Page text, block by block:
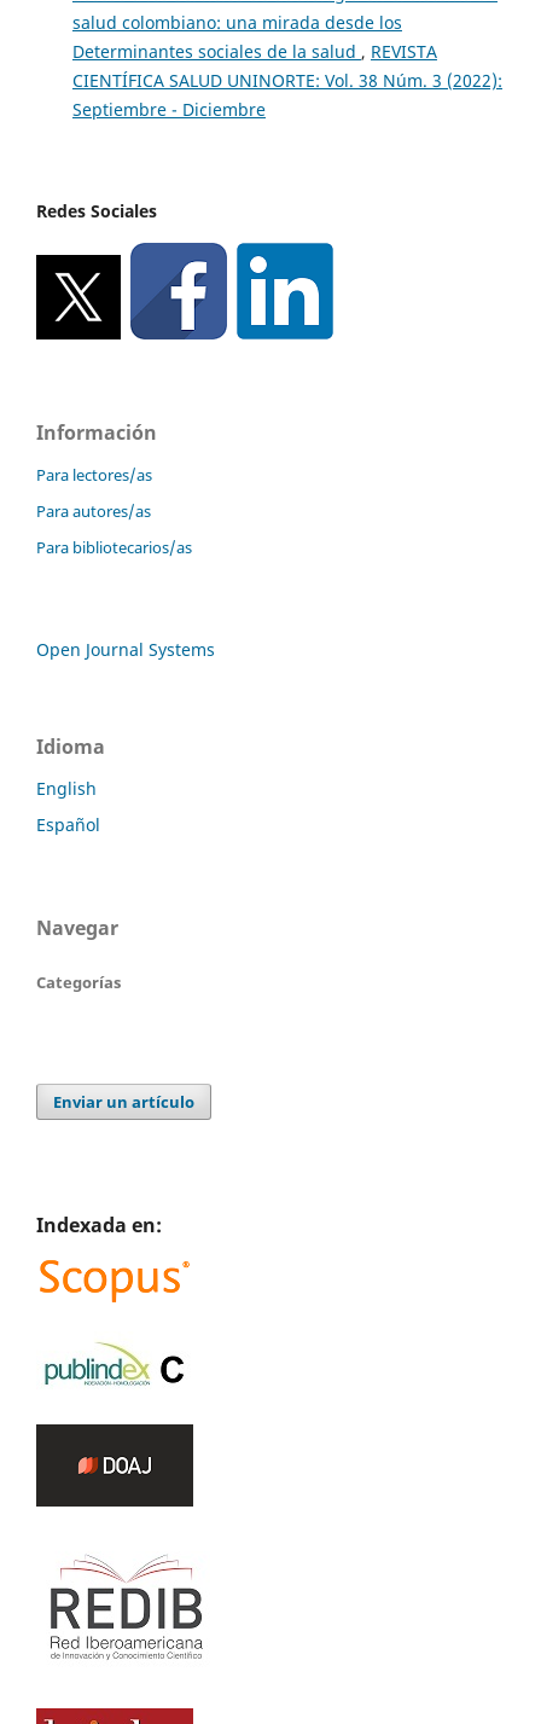
salud colombiano: una mirada desde los
Determinantes sociales de la salud , REVISTA
CIENTÍFICA SALUD UNINORTE: Vol. 38 Núm. 3 (2022):
Septiembre - Diciembre
Redes Sociales
Información
Para lectores/as
Para autores/as
Para bibliotecarios/as
Open Journal Systems
Idioma
English
Español
Navegar
Categorías
Enviar un artículo
Indexada en: